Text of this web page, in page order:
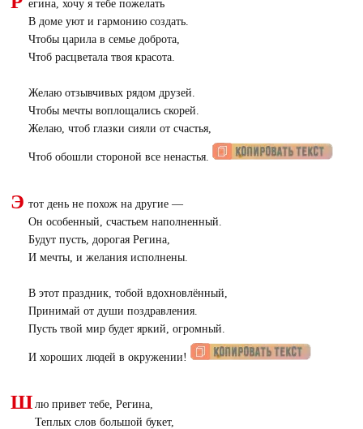
егина, хочу я тебе пожелать
В доме уют и гармонию создать.
Чтобы царила в семье доброта,
Чтоб расцветала твоя красота.
Желаю отзывчивых рядом друзей.
Чтобы мечты воплощались скорей.
Желаю, чтоб глазки сияли от счастья,
Чтоб обошли стороной все ненастья.
Э тот день не похож на другие —
Он особенный, счастьем наполненный.
Будут пусть, дорогая Регина,
И мечты, и желания исполнены.
В этот праздник, тобой вдохновлённый,
Принимай от души поздравления.
Пусть твой мир будет яркий, огромный.
И хороших людей в окружении!
Ш лю привет тебе, Регина,
Теплых слов большой букет,